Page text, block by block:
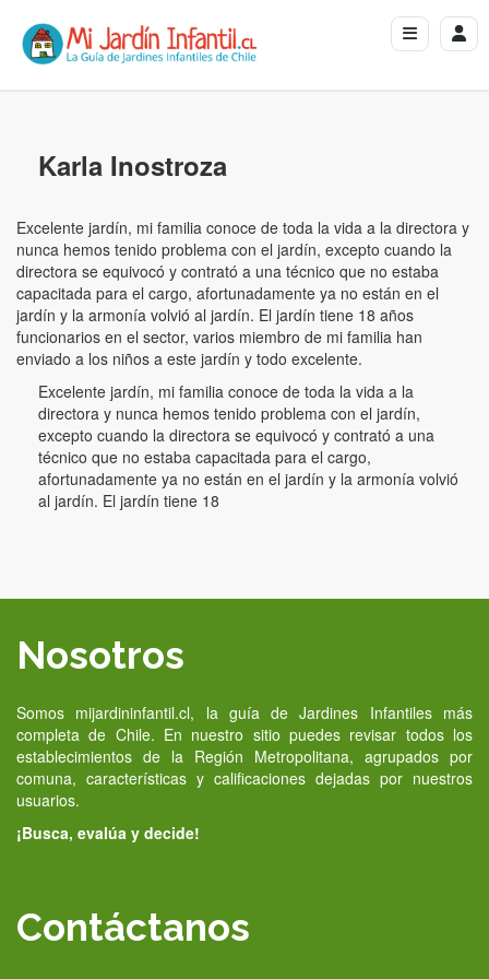
Karla Inostroza
Excelente jardín, mi familia conoce de toda la vida a la directora y
nunca hemos tenido problema con el jardín, excepto cuando la
directora se equivocó y contrató a una técnico que no estaba
capacitada para el cargo, afortunadamente ya no están en el
jardín y la armonía volvió al jardín. El jardín tiene 18 años
funcionarios en el sector, varios miembro de mi familia han
enviado a los niños a este jardín y todo excelente.
Excelente jardín, mi familia conoce de toda la vida a la
directora y nunca hemos tenido problema con el jardín,
excepto cuando la directora se equivocó y contrató a una
técnico que no estaba capacitada para el cargo,
afortunadamente ya no están en el jardín y la armonía volvió
al jardín. El jardín tiene 18
Nosotros
Somos mijardininfantil.cl, la guía de Jardines Infantiles más
completa de Chile. En nuestro sitio puedes revisar todos los
establecimientos de la Región Metropolitana, agrupados por
comuna, características y calificaciones dejadas por nuestros
usuarios.
¡Busca, evalúa y decide!
Contáctanos